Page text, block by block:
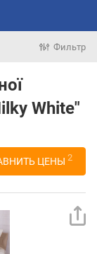
Фильтр
White"
ЦЕНЫ 2